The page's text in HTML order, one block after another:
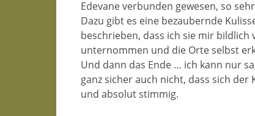
Edevane verbunden gewesen, so
Dazu gibt es eine bezaubernde
beschrieben, dass ich sie mir
unternommen und die Orte selbst
Und dann das Ende … ich kann nur
ganz sicher auch nicht, dass sich
und absolut stimmig.